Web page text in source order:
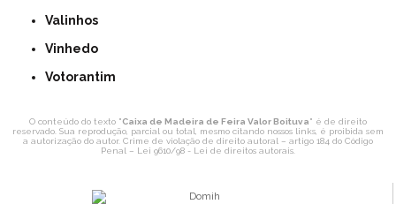
Valinhos
Vinhedo
Votorantim
O conteúdo do texto "Caixa de Madeira de Feira Valor Boituva" é de direito
reservado. Sua reprodução, parcial ou total, mesmo citando nossos links, é proibida sem
a autorização do autor. Crime de violação de direito autoral – artigo 184 do Código
Penal – Lei 9610/98 - Lei de direitos autorais